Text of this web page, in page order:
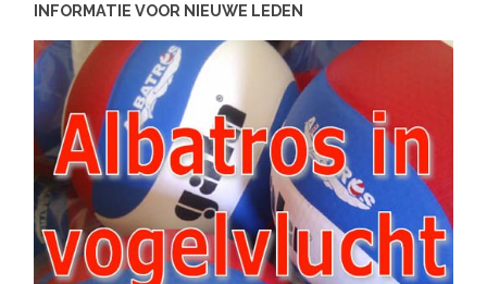
INFORMATIE VOOR NIEUWE LEDEN